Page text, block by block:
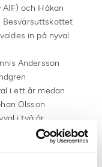
AIF) och Håkan
Besvärsuttskottet
in på nyval.
Andersson
i ett år medan
Olsson
i två år.
ordinarie